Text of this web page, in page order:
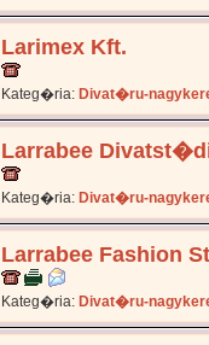
Larimex Kft.
Kateg�ria: Divat�ru-
Larrabee
Kateg�ria: Divat�ru-
Larrabee Fashion
Kateg�ria: Divat�ru-